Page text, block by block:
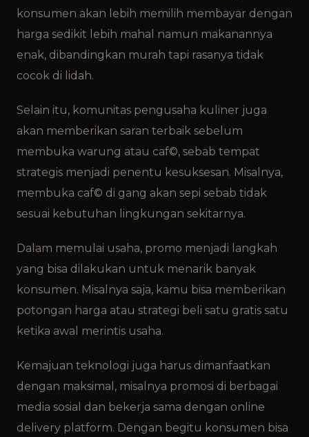
konsumen akan lebih memilih membayar dengan
harga sedikit lebih mahal namun makanannya
enak, dibandingkan murah tapi rasanya tidak
cocok di lidah.
Selain itu, komunitas pengusaha kuliner juga
akan memberikan saran terbaik sebelum
membuka warung atau caf©, sebab tempat
strategis menjadi penentu kesuksesan. Misalnya,
membuka caf© di gang akan sepi sebab tidak
sesuai kebutuhan lingkungan sekitarnya.
Dalam memulai usaha, promo menjadi langkah
yang bisa dilakukan untuk menarik banyak
konsumen. Misalnya saja, kamu bisa memberikan
potongan harga atau strategi beli satu gratis satu
ketika awal merintis usaha.
Kemajuan teknologi juga harus dimanfaatkan
dengan maksimal, misalnya promosi di berbagai
media sosial dan bekerja sama dengan online
delivery platform. Dengan begitu konsumen bisa